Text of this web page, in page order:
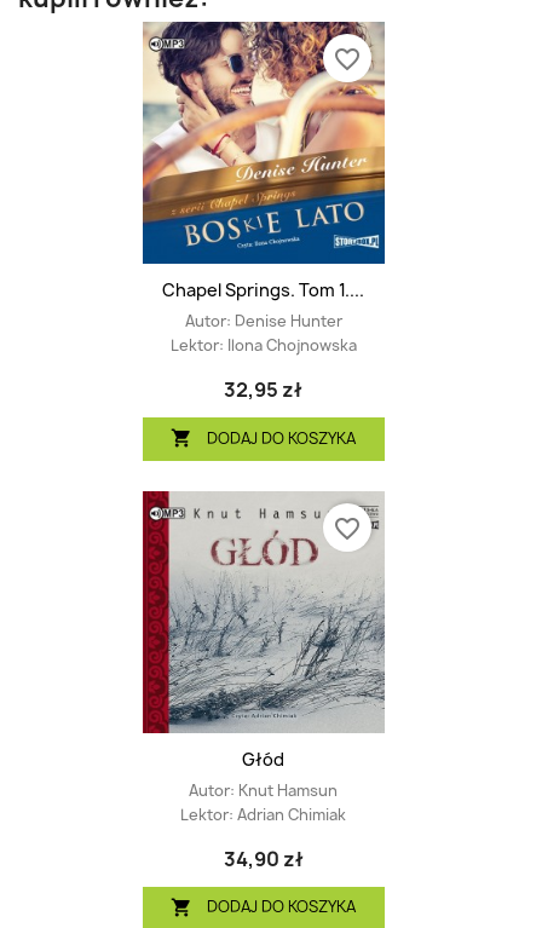
Chapel Springs. Tom 1....
Autor: Denise Hunter
Lektor: Ilona Chojnowska
32,95 zł
 DODAJ DO KOSZYKA
favorite_border
Głód
Autor: Knut Hamsun
Lektor: Adrian Chimiak
34,90 zł
 DODAJ DO KOSZYKA
favorite_border